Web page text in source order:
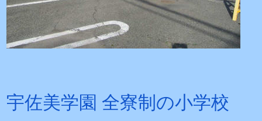
宇佐美学園 全寮制の小学校